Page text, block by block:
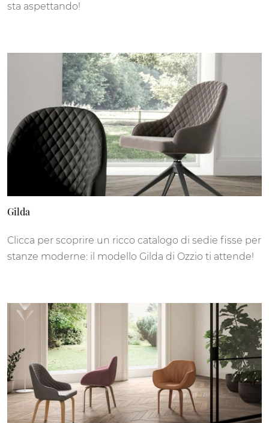
sta aspettando!
Gilda
Clicca per scoprire un ricco catalogo di sedie fisse per
stanze moderne: il modello Gilda di Ozzio ti attende!